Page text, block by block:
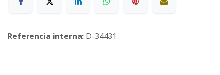
Referencia interna: D-34431